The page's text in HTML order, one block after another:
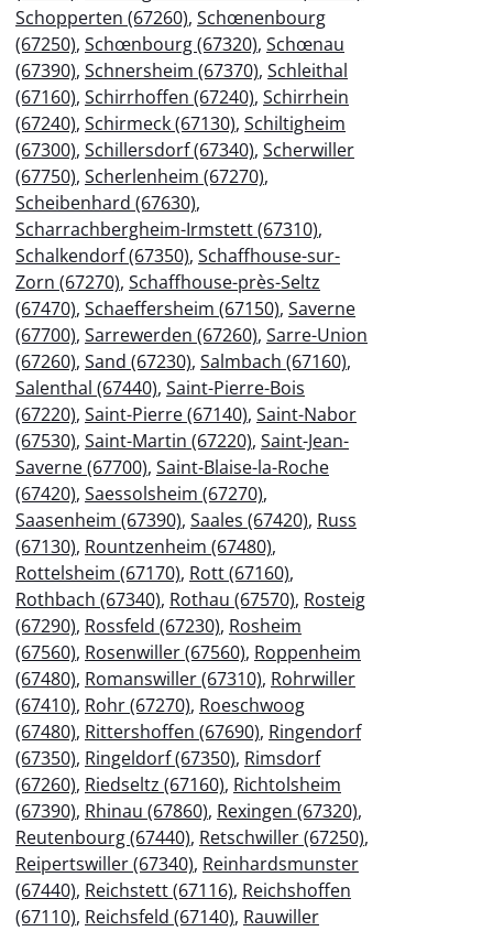
Schopperten (67260), Schœnenbourg
(67250), Schœnbourg (67320), Schœnau
(67390), Schnersheim (67370), Schleithal
(67160), Schirrhoffen (67240), Schirrhein
(67240), Schirmeck (67130), Schiltigheim
(67300), Schillersdorf (67340), Scherwiller
(67750), Scherlenheim (67270),
Scheibenhard (67630),
Scharrachbergheim-Irmstett (67310),
Schalkendorf (67350), Schaffhouse-sur-
Zorn (67270), Schaffhouse-près-Seltz
(67470), Schaeffersheim (67150), Saverne
(67700), Sarrewerden (67260), Sarre-Union
(67260), Sand (67230), Salmbach (67160),
Salenthal (67440), Saint-Pierre-Bois
(67220), Saint-Pierre (67140), Saint-Nabor
(67530), Saint-Martin (67220), Saint-Jean-
Saverne (67700), Saint-Blaise-la-Roche
(67420), Saessolsheim (67270),
Saasenheim (67390), Saales (67420), Russ
(67130), Rountzenheim (67480),
Rottelsheim (67170), Rott (67160),
Rothbach (67340), Rothau (67570), Rosteig
(67290), Rossfeld (67230), Rosheim
(67560), Rosenwiller (67560), Roppenheim
(67480), Romanswiller (67310), Rohrwiller
(67410), Rohr (67270), Roeschwoog
(67480), Rittershoffen (67690), Ringendorf
(67350), Ringeldorf (67350), Rimsdorf
(67260), Riedseltz (67160), Richtolsheim
(67390), Rhinau (67860), Rexingen (67320),
Reutenbourg (67440), Retschwiller (67250),
Reipertswiller (67340), Reinhardsmunster
(67440), Reichstett (67116), Reichshoffen
(67110), Reichsfeld (67140), Rauwiller